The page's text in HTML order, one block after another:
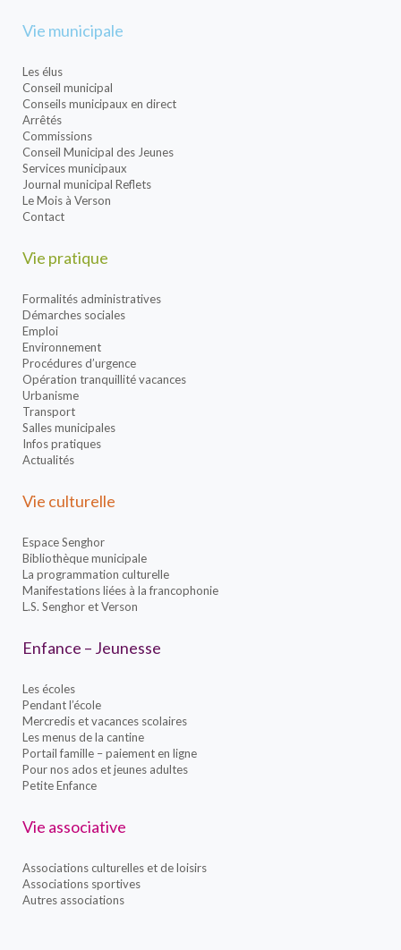
Vie municipale
Les élus
Conseil municipal
Conseils municipaux en direct
Arrêtés
Commissions
Conseil Municipal des Jeunes
Services municipaux
Journal municipal Reflets
Le Mois à Verson
Contact
Vie pratique
Formalités administratives
Démarches sociales
Emploi
Environnement
Procédures d’urgence
Opération tranquillité vacances
Urbanisme
Transport
Salles municipales
Infos pratiques
Actualités
Vie culturelle
Espace Senghor
Bibliothèque municipale
La programmation culturelle
Manifestations liées à la francophonie
L.S. Senghor et Verson
Enfance – Jeunesse
Les écoles
Pendant l’école
Mercredis et vacances scolaires
Les menus de la cantine
Portail famille – paiement en ligne
Pour nos ados et jeunes adultes
Petite Enfance
Vie associative
Associations culturelles et de loisirs
Associations sportives
Autres associations